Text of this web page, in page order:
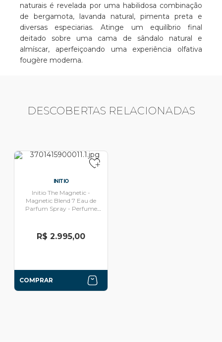
naturais é revelada por uma habilidosa combinação
de bergamota, lavanda natural, pimenta preta e
diversas especiarias. Atinge um equilíbrio final
deitado sobre uma cama de sândalo natural e
almíscar, aperfeiçoando uma experiência olfativa
fougère moderna.
DESCOBERTAS RELACIONADAS
INITIO
Initio The Magnetic -
Magnetic Blend 7 Eau de
Parfum Spray - Perfume
R$ 2.995,00
COMPRAR